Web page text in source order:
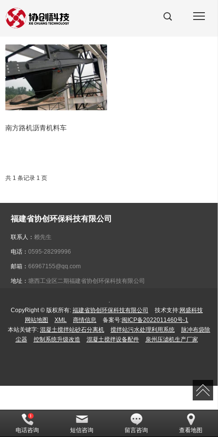
南方路机沥青机料车
共 1 条记录 1 页
福建省协创环保科技有限公司
联系人： 赖先生
电话：0595-28299996
邮箱：66967155@qq.com
地址：塘西工业区二期福建省协创环保科技有限公司
CopyRight © 版权所有: 福建省协创环保科技有限公司 技术支持:网盛科技
网站地图
XML 商情信息 备案号:闽ICP备2022011460号-1
本站关键字: 混凝土搅拌站砂石分离机 搅拌站污水处理利用系统
脉冲布袋除
尘器
控制系统升级改造 混凝土搅拌设备配件 泉州压滤机生产厂家
电话咨询 短信咨询 留言咨询 查看地图